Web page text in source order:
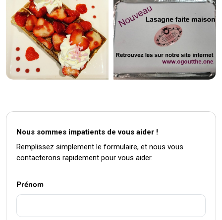
Nous sommes impatients de vous aider !
Remplissez simplement le formulaire, et nous vous
contacterons rapidement pour vous aider.
Prénom